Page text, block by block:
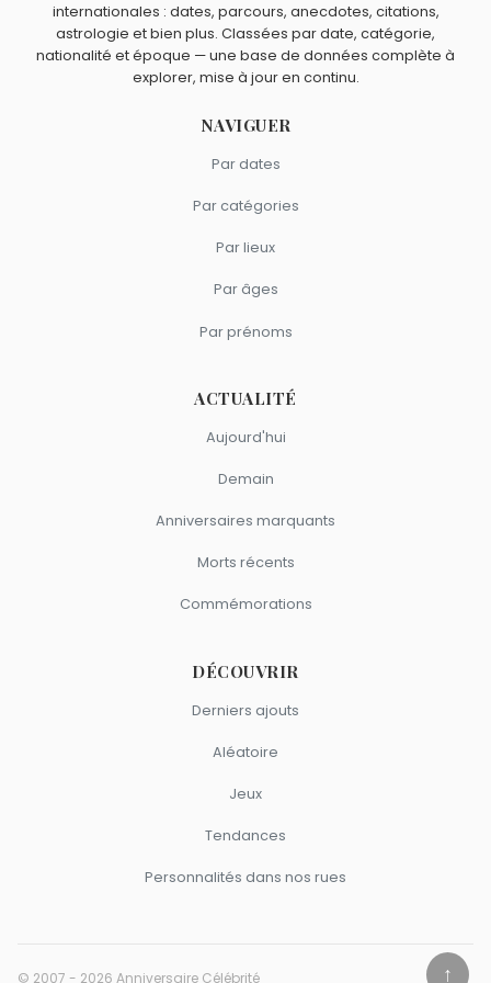
internationales : dates, parcours, anecdotes, citations,
astrologie et bien plus. Classées par date, catégorie,
nationalité et époque — une base de données complète à
explorer, mise à jour en continu.
NAVIGUER
Par dates
Par catégories
Par lieux
Par âges
Par prénoms
ACTUALITÉ
Aujourd'hui
Demain
Anniversaires marquants
Morts récents
Commémorations
DÉCOUVRIR
Derniers ajouts
Aléatoire
Jeux
Tendances
Personnalités dans nos rues
© 2007 - 2026 Anniversaire Célébrité ↑